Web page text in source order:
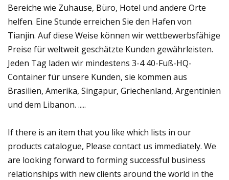
Bereiche wie Zuhause, Büro, Hotel und andere Orte
helfen. Eine Stunde erreichen Sie den Hafen von
Tianjin. Auf diese Weise können wir wettbewerbsfähige
Preise für weltweit geschätzte Kunden gewährleisten.
Jeden Tag laden wir mindestens 3-4 40-Fuß-HQ-
Container für unsere Kunden, sie kommen aus
Brasilien, Amerika, Singapur, Griechenland, Argentinien
und dem Libanon. .....
If there is an item that you like which lists in our
products catalogue, Please contact us immediately. We
are looking forward to forming successful business
relationships with new clients around the world in the